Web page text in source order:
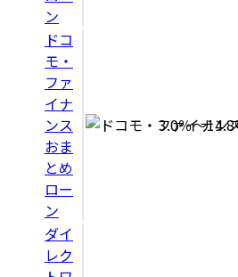
ン
ドコ
モ・
ファ
イナ
ンス
おま
とめ
ロー
ン
3.0％～14.8
ダイ
レク